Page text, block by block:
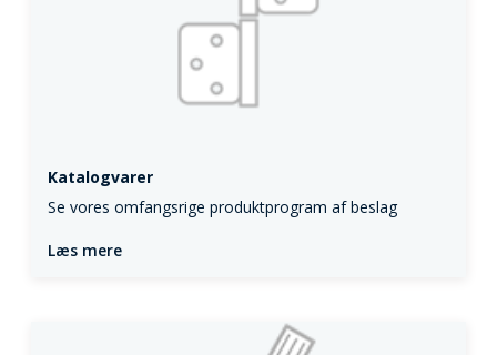
Katalogvarer
Se vores omfangsrige produktprogram af beslag
Læs mere